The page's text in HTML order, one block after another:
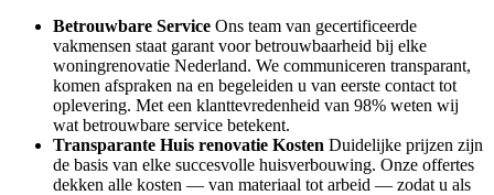
Betrouwbare Service Ons team van gecertificeerde
vakmensen staat garant voor betrouwbaarheid bij elke
woningrenovatie Nederland. We communiceren transparant,
komen afspraken na en begeleiden u van eerste contact tot
oplevering. Met een klanttevredenheid van 98% weten wij
wat betrouwbare service betekent.
Transparante Huis renovatie Kosten Duidelijke prijzen zijn
de basis van elke succesvolle huisverbouwing. Onze offertes
dekken alle kosten — van materiaal tot arbeid — zodat u als